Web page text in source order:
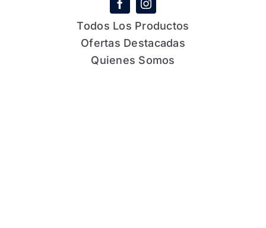
Todos Los Productos
Ofertas Destacadas
Quienes Somos